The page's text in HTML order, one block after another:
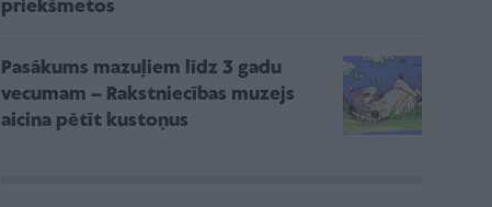
priekšmetos
Pasākums mazuļiem līdz 3 gadu
vecumam – Rakstniecības muzejs
aicina pētīt kustoņus